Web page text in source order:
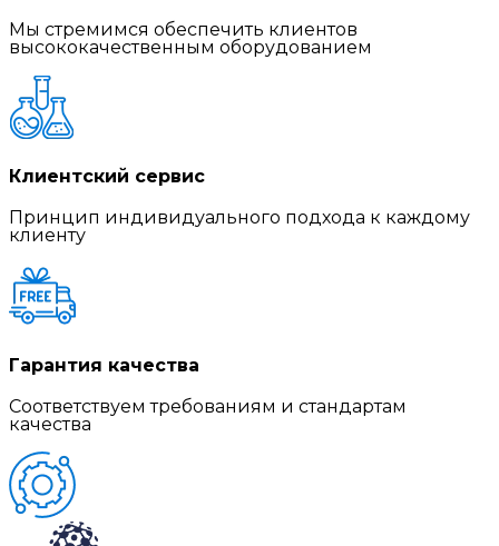
Мы стремимся обеспечить клиентов
высококачественным оборудованием
Клиентский сервис
Принцип индивидуального подхода к каждому
клиенту
Гарантия качества
Соответствуем требованиям и стандартам
качества